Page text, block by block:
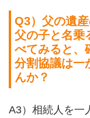
Q3）父の遺
父の子と名乗
べてみると、
分割協議は一
んか？
A3）相続人を一